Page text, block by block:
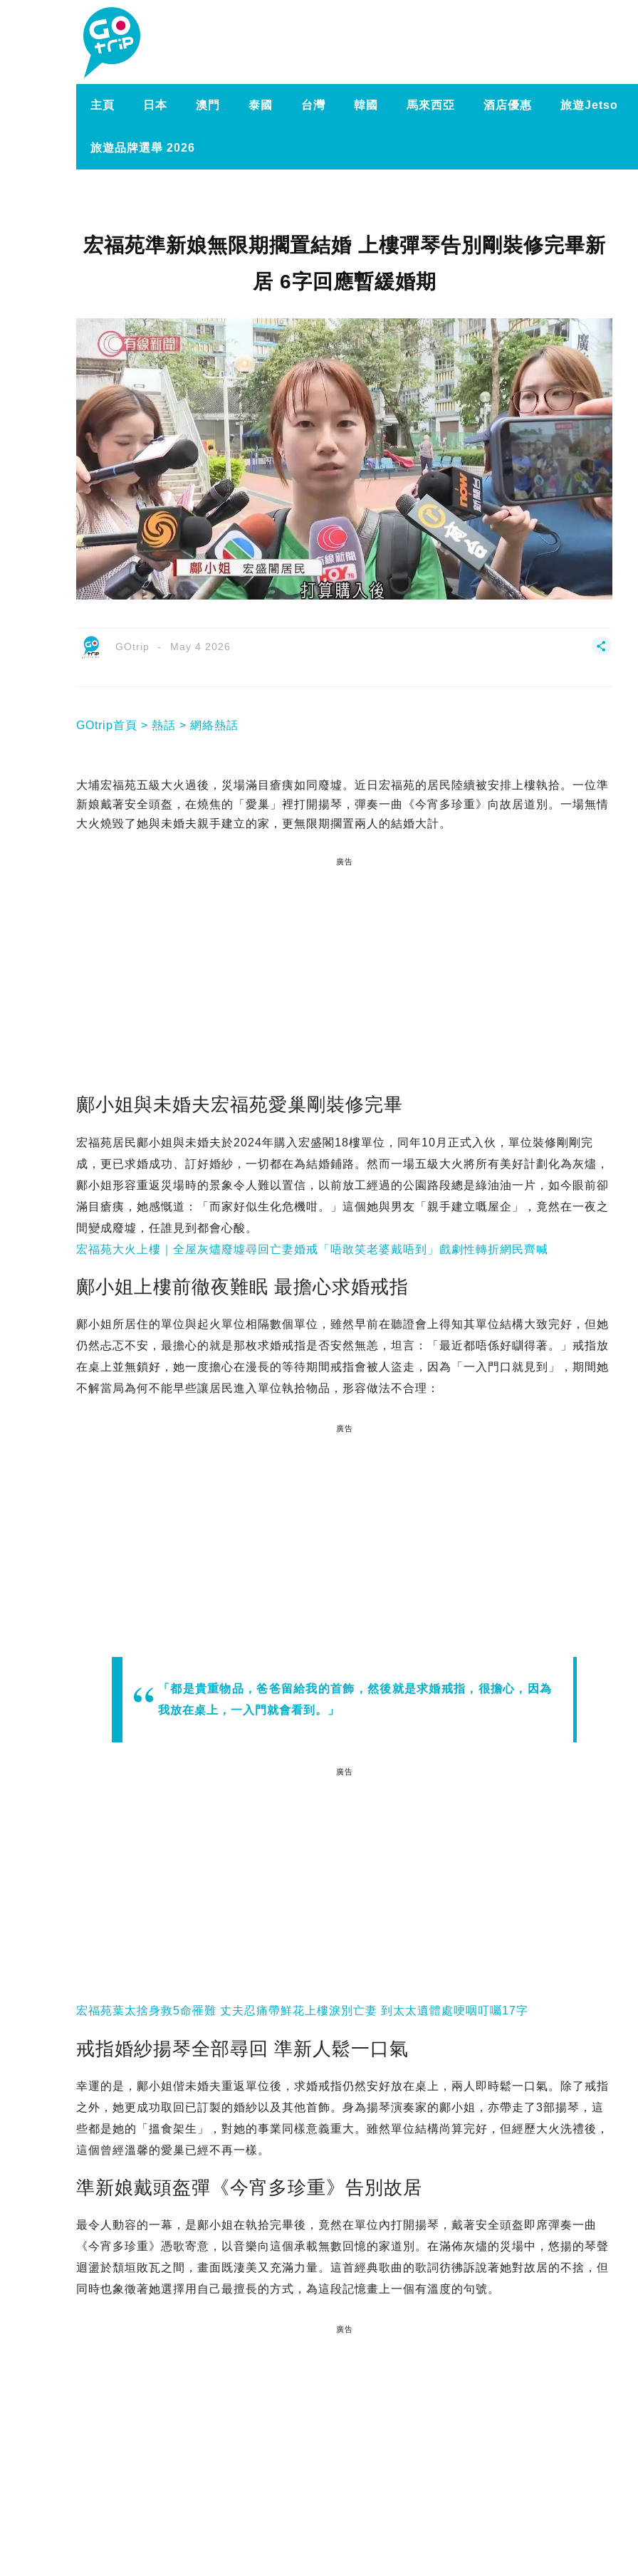
主頁 日本 澳門 泰國 台灣 韓國 馬來西亞 酒店優惠 旅遊Jetso
旅遊品牌選舉 2026
宏福苑準新娘無限期擱置結婚 上樓彈琴告別剛裝修完畢新
居 6字回應暫緩婚期
GOtrip May 4 2026
GOtrip首頁 熱話 網絡熱話
大埔宏福苑五級大火過後，災場滿目瘡痍如同廢墟。近日宏福苑的居民陸續被安排上樓執拾。一位準
新娘戴著安全頭盔，在燒焦的「愛巢」裡打開揚琴，彈奏一曲《今宵多珍重》向故居道別。一場無情
大火燒毀了她與未婚夫親手建立的家，更無限期擱置兩人的結婚大計。
廣告
鄺小姐與未婚夫宏福苑愛巢剛裝修完畢
宏福苑居民鄺小姐與未婚夫於2024年購入宏盛閣18樓單位，同年10月正式入伙，單位裝修剛剛完
成，更已求婚成功、訂好婚紗，一切都在為結婚鋪路。然而一場五級大火將所有美好計劃化為灰燼，
鄺小姐形容重返災場時的景象令人難以置信，以前放工經過的公園路段總是綠油油一片，如今眼前卻
滿目瘡痍，她感慨道：「而家好似生化危機咁。」這個她與男友「親手建立嘅屋企」，竟然在一夜之
間變成廢墟，任誰見到都會心酸。
宏福苑大火上樓｜全屋灰燼廢墟尋回亡妻婚戒「唔敢笑老婆戴唔到」戲劇性轉折網民齊喊
鄺小姐上樓前徹夜難眠 最擔心求婚戒指
鄺小姐所居住的單位與起火單位相隔數個單位，雖然早前在聽證會上得知其單位結構大致完好，但她
仍然忐忑不安，最擔心的就是那枚求婚戒指是否安然無恙，坦言：「最近都唔係好瞓得著。」戒指放
在桌上並無鎖好，她一度擔心在漫長的等待期間戒指會被人盜走，因為「一入門口就見到」，期間她
不解當局為何不能早些讓居民進入單位執拾物品，形容做法不合理：
廣告
「都是貴重物品，爸爸留給我的首飾，然後就是求婚戒指，很擔心，因為
我放在桌上，一入門就會看到。」
廣告
宏福苑葉太捨身救5命罹難 丈夫忍痛帶鮮花上樓淚別亡妻 到太太遺體處哽咽叮囑17字
戒指婚紗揚琴全部尋回 準新人鬆一口氣
幸運的是，鄺小姐偕未婚夫重返單位後，求婚戒指仍然安好放在桌上，兩人即時鬆一口氣。除了戒指
之外，她更成功取回已訂製的婚紗以及其他首飾。身為揚琴演奏家的鄺小姐，亦帶走了3部揚琴，這
些都是她的「搵食架生」，對她的事業同樣意義重大。雖然單位結構尚算完好，但經歷大火洗禮後，
這個曾經溫馨的愛巢已經不再一樣。
準新娘戴頭盔彈《今宵多珍重》告別故居
最令人動容的一幕，是鄺小姐在執拾完畢後，竟然在單位內打開揚琴，戴著安全頭盔即席彈奏一曲
《今宵多珍重》憑歌寄意，以音樂向這個承載無數回憶的家道別。在滿佈灰燼的災場中，悠揚的琴聲
迴盪於頹垣敗瓦之間，畫面既淒美又充滿力量。這首經典歌曲的歌詞彷彿訴說著她對故居的不捨，但
同時也象徵著她選擇用自己最擅長的方式，為這段記憶畫上一個有溫度的句號。
廣告